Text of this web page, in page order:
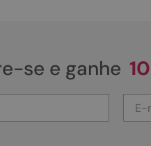
se e ganhe